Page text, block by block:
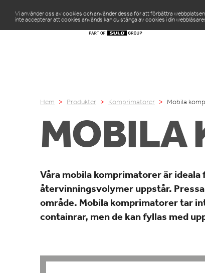
Vi använder oss av cookies och använder dessa för att förbättra
inte accepterar att cookies används kan du stänga av cookies i din
Hem Produkter Komprimatorer Mobila
MOBILA
Våra mobila komprimatorer är
återvinningsvolymer uppstår.
område. Mobila komprimatorer tar
containrar, men de kan fyllas med